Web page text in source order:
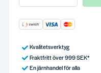
Kvalitetsverktyg
Fraktfritt över 999 SEK*
En järnhandel för alla